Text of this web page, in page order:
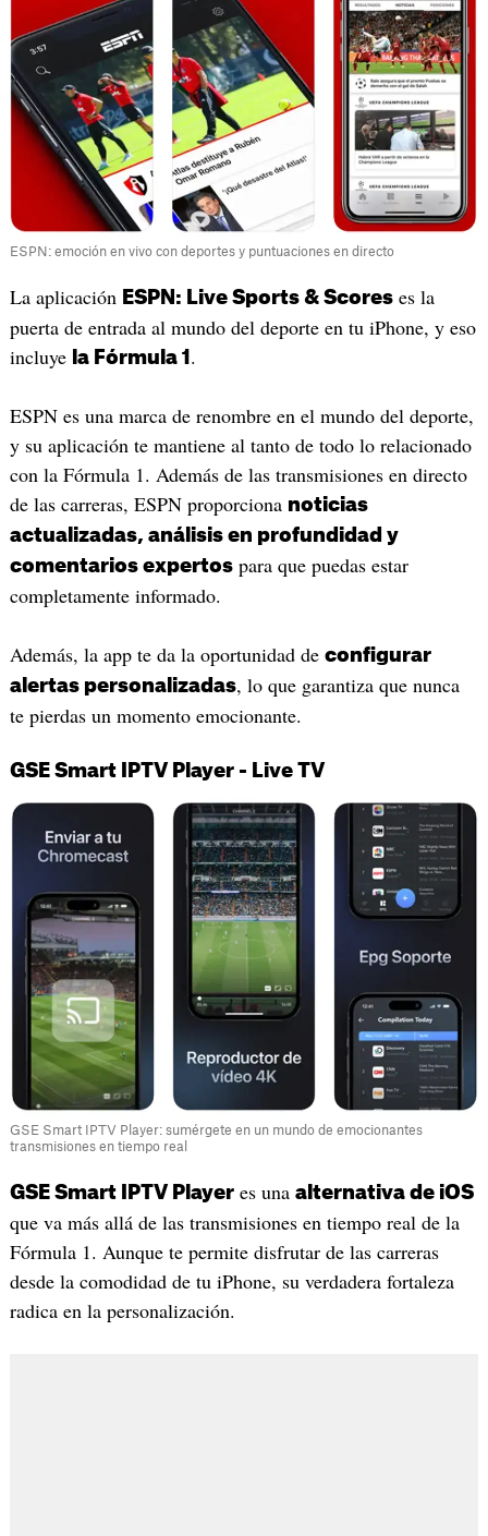
ESPN: emoción en vivo con deportes y puntuaciones en directo
La aplicación ESPN: Live Sports & Scoreses la
puerta de entrada al mundo del deporte en tu iPhone, y eso
incluye la Fórmula 1 .
ESPN es una marca de renombre en el mundo del deporte,
y su aplicación te mantiene al tanto de todo lo relacionado
con la Fórmula 1. Además de las transmisiones en directo
de las carreras, ESPN proporciona noticias
actualizadas, análisis en profundidad y
comentarios expertospara que puedas estar
completamente informado.
Además, la app te da la oportunidad de configurar
alertas personalizadas, lo que garantiza que nunca
te pierdas un momento emocionante.
GSE Smart IPTV Player - Live TV
GSE Smart IPTV Player: sumérgete en un mundo de emocionantes
transmisiones en tiempo real
GSE Smart IPTV Playeres una alternativa de iOS
que va más allá de las transmisiones en tiempo real de la
Fórmula 1. Aunque te permite disfrutar de las carreras
desde la comodidad de tu iPhone, su verdadera fortaleza
radica en la personalización.